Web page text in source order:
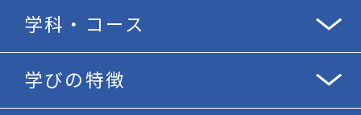
学科・コース
学びの特徴